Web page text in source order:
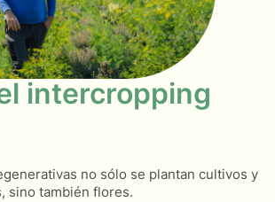
intercropping
no sólo se plantan cultivos y
sino también flores.